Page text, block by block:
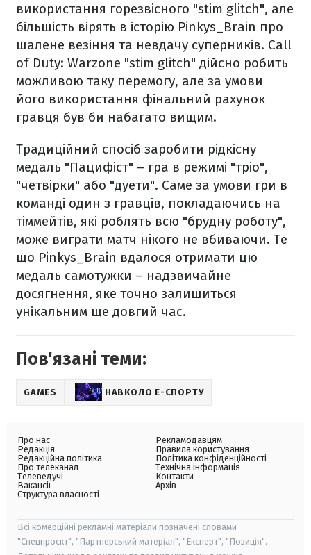
використання горезвісного "stim glitch", але
більшість вірять в історію Pinkys_Brain про
шалене везіння та невдачу суперників. Call
of Duty: Warzone "stim glitch" дійсно робить
можливою таку перемогу, але за умови
його використання фінальний рахунок
гравця був би набагато вищим.
Традиційний спосіб заробити рідкісну
медаль "Пацифіст" – гра в режимі "тріо",
"четвірки" або "дуети". Саме за умови гри в
команді один з гравців, покладаючись на
тіммейтів, які роблять всю "брудну роботу",
може виграти матч нікого не вбиваючи. Те
що Pinkys_Brain вдалося отримати цю
медаль самотужки – надзвичайне
досягнення, яке точно залишиться
унікальним ще довгий час.
Пов'язані теми:
GAMES НАВКОЛО Е-СПОРТУ
Про нас
Редакція
Редакційна політика
Про телеканал
Телеведучі
Вакансії
Структура власності
Рекламодавцям
Правила користування
Політика конфіденційності
Технічна інформація
Контакти
Архів
Всі комерційні рекламні матеріали позначені словами
"Спецпроєкт", "Партнерський матеріал", "Експерт", "Позиція".